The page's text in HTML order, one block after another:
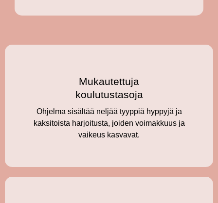
Mukautettuja
koulutustasoja
Ohjelma sisältää neljää tyyppiä hyppyjä ja
kaksitoista harjoitusta, joiden voimakkuus ja
vaikeus kasvavat.